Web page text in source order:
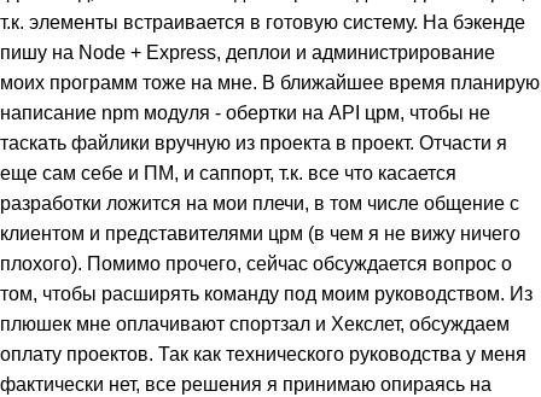
т.к. элементы встраивается в готовую систему. На бэкенде
пишу на Node + Express, деплои и администрирование
моих программ тоже на мне. В ближайшее время планирую
написание npm модуля - обертки на API црм, чтобы не
таскать файлики вручную из проекта в проект. Отчасти я
еще сам себе и ПМ, и саппорт, т.к. все что касается
разработки ложится на мои плечи, в том числе общение с
клиентом и представителями црм (в чем я не вижу ничего
плохого). Помимо прочего, сейчас обсуждается вопрос о
том, чтобы расширять команду под моим руководством. Из
плюшек мне оплачивают спортзал и Хекслет, обсуждаем
оплату проектов. Так как технического руководства у меня
фактически нет, все решения я принимаю опираясь на